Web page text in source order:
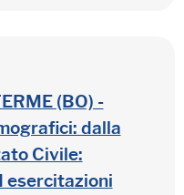
(BO) -
dalla
Civile:
esercitazioni